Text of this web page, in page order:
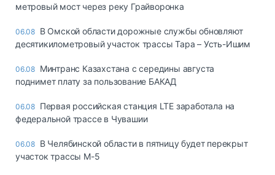
метровый мост через реку Грайворонка
06.08 В Омской области дорожные службы обновляют
десятикилометровый участок трассы Тара – Усть-Ишим
06.08 Минтранс Казахстана с середины августа
поднимет плату за пользование БАКАД
06.08 Первая российская станция LTE заработала на
федеральной трассе в Чувашии
06.08 В Челябинской области в пятницу будет перекрыт
участок трассы М-5